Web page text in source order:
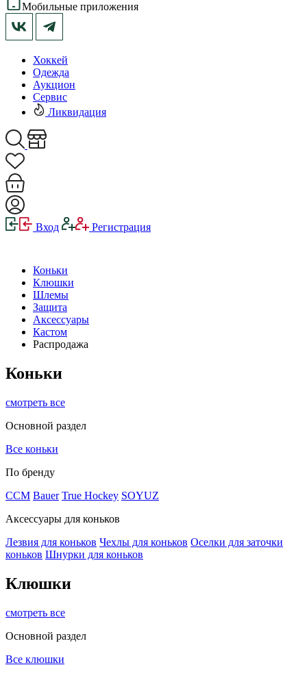
Мобильные приложения
Хоккей
Одежда
Аукцион
Сервис
Ликвидация
Вход Регистрация
Коньки
Клюшки
Шлемы
Защита
Аксессуары
Кастом
Распродажа
Коньки
смотреть все
Основной раздел
Все коньки
По бренду
ССМ Bauer True Hockey SOYUZ
Аксессуары для коньков
Лезвия для коньков Чехлы для коньков Оселки для заточки
коньков Шнурки для коньков
Клюшки
смотреть все
Основной раздел
Все клюшки